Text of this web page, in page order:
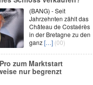
(BANG) - Seit
Jahrzehnten zählt das
Château de Costaérès
in der Bretagne zu den
ganz[…] (00)
zum Marktstart
nur begrenzt